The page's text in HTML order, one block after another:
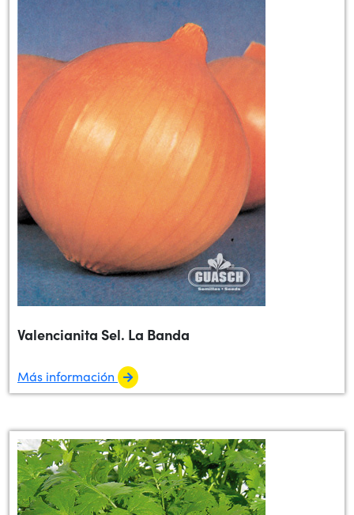
Valencianita Sel. La Banda
Más información